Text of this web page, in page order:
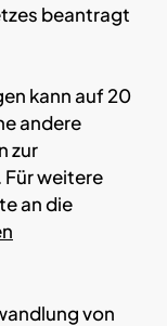
beantragt
kann auf 20
andere
zur
weitere
an die
von